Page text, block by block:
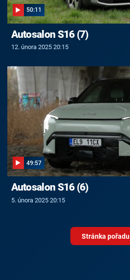
50:11
Autosalon S16 (7)
12. února 2025 20:15
49:57
Autosalon S16 (6)
5. února 2025 20:15
Stránka pořadu